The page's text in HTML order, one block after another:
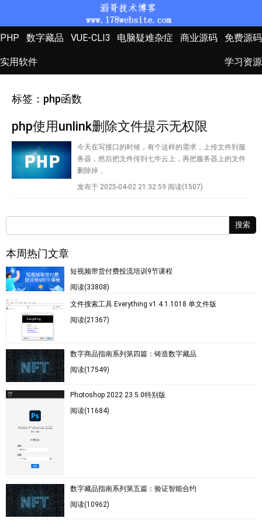
PHP 数字藏品 VUE-CLI3 电脑疑难杂症 商业源码 免费源码
实用软件 学习资源
标签：php函数
php使用unlink删除文件提示无权限
今天在写接口的时候，有个这样的需求，上传文件到服
务器，然后把文件传到七牛云上，再把服务器上的文件
删除掉，
发布于 2025-04-02 21:32:59 阅读(1507)
搜索
本周热门文章
短视频带货付费投流培训9节课程
阅读(33808)
文件搜索工具 Everything v1.4.1.1018 单文件版
阅读(21367)
数字商品指南系列第四篇：铸造数字藏品
阅读(17549)
Photoshop 2022 23.5.0特别版
阅读(11684)
数字藏品指南系列第五篇：验证智能合约
阅读(10962)